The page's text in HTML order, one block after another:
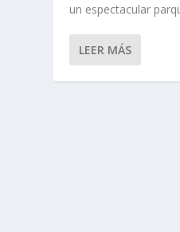
un espectacular
LEER MÁS